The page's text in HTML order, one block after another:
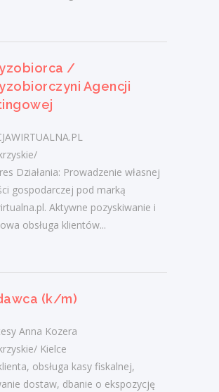
/
Agencji
Działania: Prowadzenie własnej
gospodarczej pod marką
Aktywne pozyskiwanie i
obsługa klientów...
(k/m)
Anna Kozera
Kielce
obsługa kasy fiskalnej,
dostaw, dbanie o ekspozycję